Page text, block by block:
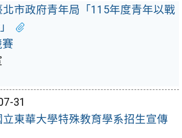
北市政府青年局「115年度青年以戰
賽
31
立東華大學特殊教育學系招生宣傳